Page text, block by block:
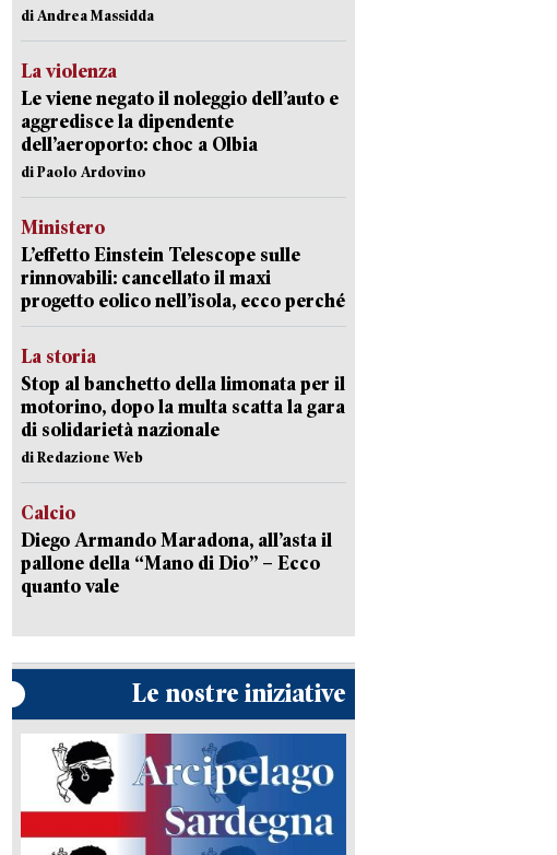
di Andrea Massidda
La violenza
Le viene negato il noleggio dell’auto e
aggredisce la dipendente
dell’aeroporto: choc a Olbia
di Paolo Ardovino
Ministero
L’effetto Einstein Telescope sulle
rinnovabili: cancellato il maxi
progetto eolico nell’isola, ecco perché
La storia
Stop al banchetto della limonata per il
motorino, dopo la multa scatta la gara
di solidarietà nazionale
di Redazione Web
Calcio
Diego Armando Maradona, all’asta il
pallone della “Mano di Dio” – Ecco
quanto vale
Le nostre iniziative